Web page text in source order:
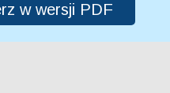
w wersji PDF